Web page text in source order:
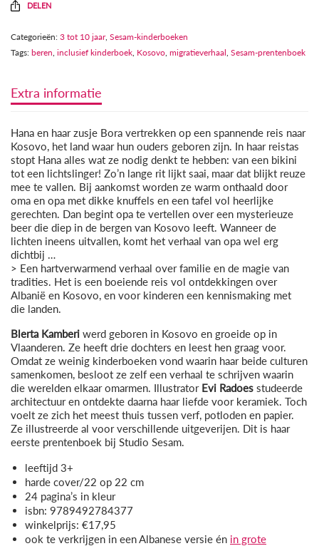
DELEN
Categorieën: 3 tot 10 jaar, Sesam-kinderboeken
Tags: beren, inclusief kinderboek, Kosovo, migratieverhaal, Sesam-prentenboek
Extra informatie
Hana en haar zusje Bora vertrekken op een spannende reis naar
Kosovo, het land waar hun ouders geboren zijn. In haar reistas
stopt Hana alles wat ze nodig denkt te hebben: van een bikini
tot een lichtslinger! Zo’n lange rit lijkt saai, maar dat blijkt reuze
mee te vallen. Bij aankomst worden ze warm onthaald door
oma en opa met dikke knuffels en een tafel vol heerlijke
gerechten. Dan begint opa te vertellen over een mysterieuze
beer die diep in de bergen van Kosovo leeft. Wanneer de
lichten ineens uitvallen, komt het verhaal van opa wel erg
dichtbij …
> Een hartverwarmend verhaal over familie en de magie van
tradities. Het is een boeiende reis vol ontdekkingen over
Albanië en Kosovo, en voor kinderen een kennismaking met
die landen.
Blerta Kamberi werd geboren in Kosovo en groeide op in
Vlaanderen. Ze heeft drie dochters en leest hen graag voor.
Omdat ze weinig kinderboeken vond waarin haar beide culturen
samenkomen, besloot ze zelf een verhaal te schrijven waarin
die werelden elkaar omarmen. Illustrator Evi Radoes studeerde
architectuur en ontdekte daarna haar liefde voor keramiek. Toch
voelt ze zich het meest thuis tussen verf, potloden en papier.
Ze illustreerde al voor verschillende uitgeverijen. Dit is haar
eerste prentenboek bij Studio Sesam.
leeftijd 3+
harde cover/22 op 22 cm
24 pagina’s in kleur
isbn: 9789492784377
winkelprijs: €17,95
ook te verkrijgen in een Albanese versie én in grote